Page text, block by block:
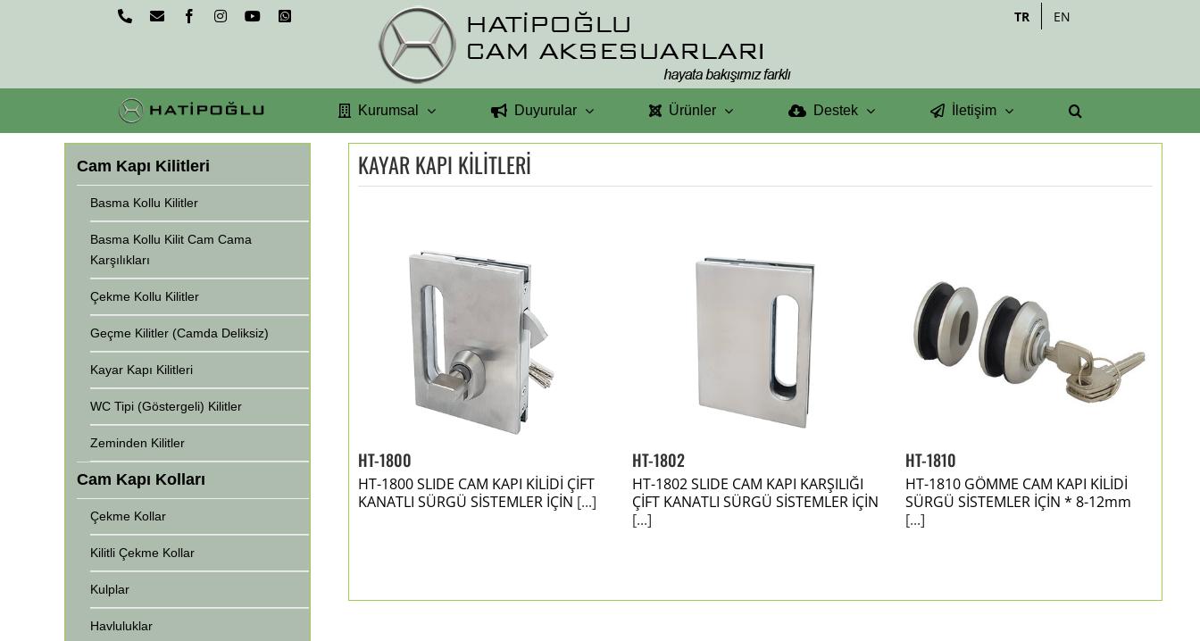
PhoneEmail FacebookInstagramYouTubeWhatsApp TR EN
Kurumsal Duyurular Ürünler Destek İletişim
KAYAR KAPI KİLİTLERİ
HT-1800
HT-1800 SLIDE CAM KAPI KİLİDİ ÇİFT
KANATLI SÜRGÜ SİSTEMLER İÇİN [...]
HT-1802
HT-1802 SLIDE CAM KAPI KARŞILIĞI
ÇİFT KANATLI SÜRGÜ SİSTEMLER İÇİN
[...]
HT-1810
HT-1810 GÖMME CAM KAPI KİLİDİ
SÜRGÜ SİSTEMLER İÇİN * 8-12mm
[...]
Cam Kapı Kilitleri
Basma Kollu Kilitler
Basma Kollu Kilit Cam Cama
Karşılıkları
Çekme Kollu Kilitler
Geçme Kilitler (Camda Deliksiz)
Kayar Kapı Kilitleri
WC Tipi (Göstergeli) Kilitler
Zeminden Kilitler
Cam Kapı Kolları
Çekme Kollar
Kilitli Çekme Kollar
Kulplar
Havluluklar